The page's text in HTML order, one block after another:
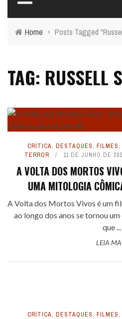
Home › Posts Tagged
TAG: RUSSELL
CRÍTICA, DESTAQUES, FILMES,
TERROR
11 DE JUNHO DE
A VOLTA DOS MORTOS
UMA MITOLOGIA
A Volta dos Mortos Vivos é um
ao longo dos anos se tornou
que ...
LEIA
CRÍTICA, DESTAQUES, FILMES,